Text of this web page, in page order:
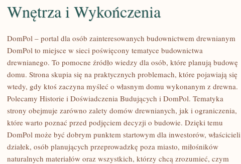
WNĘTRZA
WYKOŃCZENIA
Wnętrza i Wykończenia
DomPol – portal dla osób zainteresowanych budownictwem drewnianym
DomPol to miejsce w sieci poświęcony tematyce budownictwa
drewnianego. To pomocne źródło wiedzy dla osób, które planują budowę
domu. Strona skupia się na praktycznych problemach, które pojawiają się
wtedy, gdy ktoś zaczyna myśleć o własnym domu wykonanym z drewna.
Polecamy Historie i Doświadczenia Budujących i DomPol. Tematyka
strony obejmuje zarówno zalety domów drewnianych, jak i ograniczenia,
które warto poznać przed podjęciem decyzji o budowie. Dzięki temu
DomPol może być dobrym punktem startowym dla inwestorów, właścicieli
działek, osób planujących przeprowadzkę poza miasto, miłośników
naturalnych materiałów oraz wszystkich, którzy chcą zrozumieć, czym